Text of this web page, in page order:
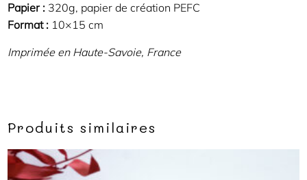
Papier : 320g, papier de création PEFC
Format : 10×15 cm
Imprimée en Haute-Savoie, France
Produits similaires